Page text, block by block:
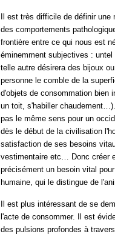
Il est très difficile de définir
des comportements
frontière entre ce qui nous est
éminemment subjectives :
telle autre désirera des bijoux
personne le comble de la
d'objets de consommation bien
un toit, s'habiller
pas le même sens pour un
dès le début de la civilisation
satisfaction de ses besoins
vestimentaire etc… Donc créer
précisément un besoin vital
humaine, qui le distingue de
Il est plus intéressant de se
l'acte de consommer. Il est
des pulsions profondes à